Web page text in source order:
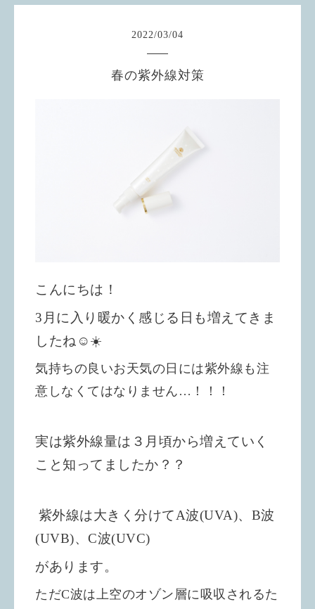
2022/03/04
春の紫外線対策
こんにちは！
3 月に入り暖かく 感じる日も増えてきま
したね☺️☀️
気持ちの良いお天気の日には紫外線も注
意しなくてはなりません…！！！
実は紫外線量は３月頃から増えていく
こと知ってましたか？？
紫外線は大きく分けてA波(UVA)、B波
(UVB)、C波(UVC)
があります。
ただC波は上空のオゾン層に吸収されるた